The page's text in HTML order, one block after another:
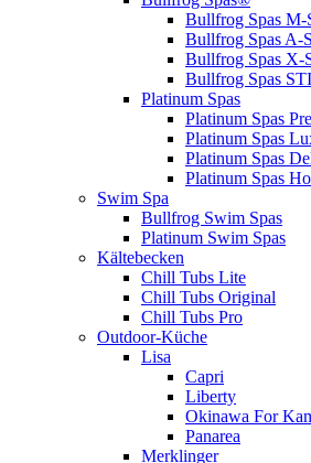
Bullfrog Spas M-
Bullfrog Spas A-
Bullfrog Spas X-
Bullfrog Spas
Platinum Spas
Platinum Spas
Platinum Spas
Platinum Spas
Platinum Spas
Swim Spa
Bullfrog Swim Spas
Platinum Swim Spas
Kältebecken
Chill Tubs Lite
Chill Tubs Original
Chill Tubs Pro
Outdoor-Küche
Lisa
Capri
Liberty
Okinawa For
Panarea
Merklinger